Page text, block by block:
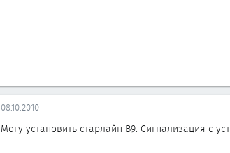
08.10.2010
Могу установить старлайн B9. Сигнализация с